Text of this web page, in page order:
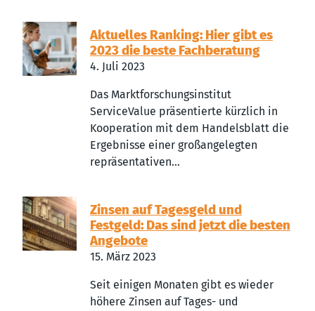
Aktuelles Ranking: Hier gibt es
2023 die beste Fachberatung
4. Juli 2023
Das Marktforschungsinstitut
ServiceValue präsentierte kürzlich in
Kooperation mit dem Handelsblatt die
Ergebnisse einer großangelegten
repräsentativen...
Zinsen auf Tagesgeld und
Festgeld: Das sind jetzt die besten
Angebote
15. März 2023
Seit einigen Monaten gibt es wieder
höhere Zinsen auf Tages- und